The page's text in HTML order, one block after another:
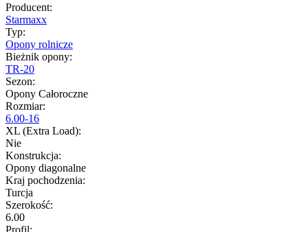
Producent:
Starmaxx
Typ:
Opony rolnicze
Bieżnik opony:
TR-20
Sezon:
Opony Całoroczne
Rozmiar:
6.00-16
XL (Extra Load):
Nie
Konstrukcja:
Opony diagonalne
Kraj pochodzenia:
Turcja
Szerokość:
6.00
Profil: